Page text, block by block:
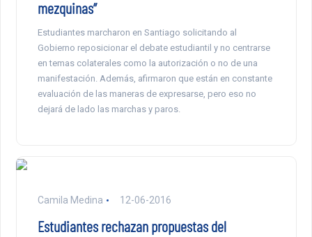
mezquinas”
Estudiantes marcharon en Santiago solicitando al
Gobierno reposicionar el debate estudiantil y no centrarse
en temas colaterales como la autorización o no de una
manifestación. Además, afirmaron que están en constante
evaluación de las maneras de expresarse, pero eso no
dejará de lado las marchas y paros.
Camila Medina 12-06-2016
Estudiantes rechazan propuestas del